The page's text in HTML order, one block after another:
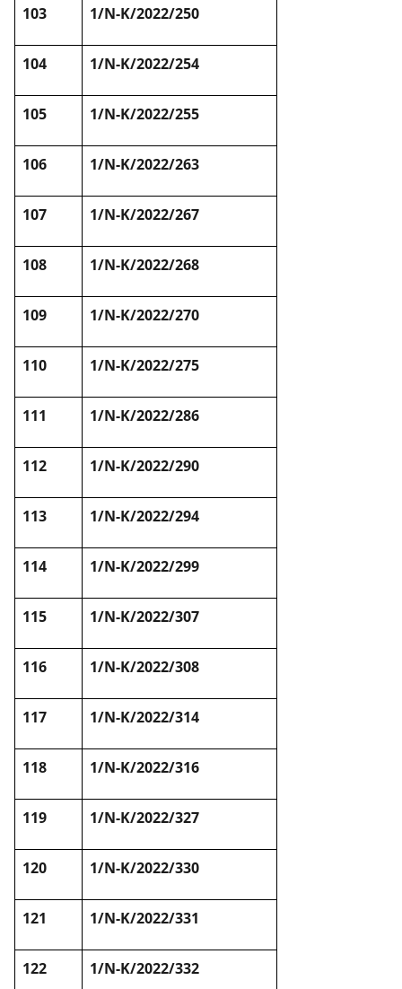
103 1/N-K/2022/250
104 1/N-K/2022/254
105 1/N-K/2022/255
106 1/N-K/2022/263
107 1/N-K/2022/267
108 1/N-K/2022/268
109 1/N-K/2022/270
110 1/N-K/2022/275
111 1/N-K/2022/286
112 1/N-K/2022/290
113 1/N-K/2022/294
114 1/N-K/2022/299
115 1/N-K/2022/307
116 1/N-K/2022/308
117 1/N-K/2022/314
118 1/N-K/2022/316
119 1/N-K/2022/327
120 1/N-K/2022/330
121 1/N-K/2022/331
122 1/N-K/2022/332